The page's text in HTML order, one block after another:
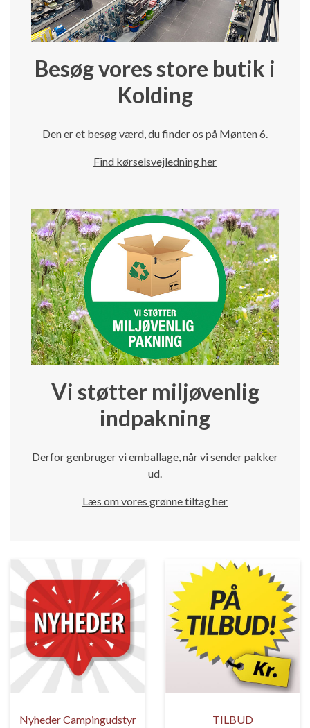
Besøg vores store butik i
Kolding
Den er et besøg værd, du finder os på Mønten 6.
Find kørselsvejledning her
Vi støtter miljøvenlig
indpakning
Derfor genbruger vi emballage, når vi sender pakker
ud.
Læs om vores grønne tiltag her
Nyheder Campingudstyr TILBUD